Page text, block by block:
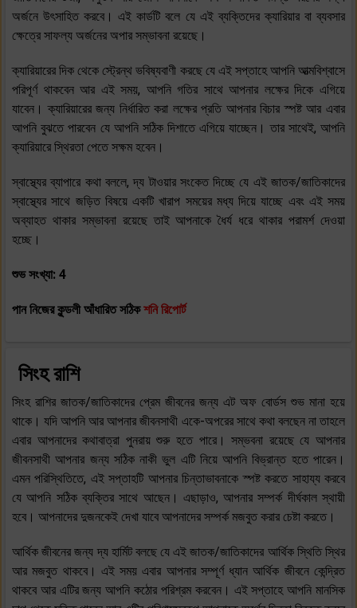
অর্জনে উৎসাহিত করবে। এই কার্ডটি বলে যে এই ব্যক্তিদের ক্যারিয়ার বা ব্যবসার
ক্ষেত্রে সাফল্য অর্জনের অপার সম্ভাবনা রয়েছে।
ক্যারিয়ারের দিক থেকে স্ট্রেন্থ ভবিষ্যবাণী করছে যে এই সপ্তাহে আপনি আত্মবিশ্বাসে
পরিপূর্ণ থাকবেন আর এই সময়, আপনি গতির সাথে আপনার লক্ষের দিকে এগিয়ে
যাবেন। ক্যারিয়ারের জন্য নির্ধারিত করা লক্ষের প্রতি আপনার বিচার স্পষ্ট আর এবার
আপনি বুঝতে পারবেন যে আপনি সঠিক দিশাতে এগিয়ে যাচ্ছেন। তার সাথেই, আপনি
ক্যারিয়ারে স্থিরতা পেতে সক্ষম হবেন।
স্বাস্থ্যের ব্যাপারে কথা বললে, দ্য টাওয়ার সংকেত দিচ্ছে যে এই জাতক/জাতিকাদের
স্বাস্থ্যের সাথে জড়িত বিষয়ে একটি খারাপ সময়ের মধ্য দিয়ে যাচ্ছে এবং এই সময়
অব্যাহত থাকার সম্ভাবনা রয়েছে তাই আপনাকে ধৈর্য ধরে থাকার পরামর্শ দেওয়া
হচ্ছে।
শুভ সংখ্যা: 4
পান নিজের কুন্ডলী আঁধারিত সঠিকশনি রিপোর্ট
সিংহ রাশি
সিংহ রাশির জাতক/জাতিকাদের প্রেম জীবনের জন্য এট অফ বোর্ডস শুভ মানা হয়ে
থাকে। যদি আপনি আর আপনার জীবনসাথী একে-অপরের সাথে কথা বলছেন না তাহলে
এবার আপনাদের কথাবাত্রা পুনরায় শুরু হতে পারে। সম্ভবনা রয়েছে যে আপনার
জীবনসাথী আপনার জন্য সঠিক নাকী ভুল এটি নিয়ে আপনি বিভ্রান্ত হতে পারেন।
এমন পরিস্থিতিতে, এই সপ্তাহটি আপনার চিন্তাভাবনাকে স্পষ্ট করতে সাহায্য করবে
যে আপনি সঠিক ব্যক্তির সাথে আছেন। এছাড়াও, আপনার সম্পর্ক দীর্ঘকাল স্থায়ী
হবে। আপনাদের দুজনকেই দেখা যাবে আপনাদের সম্পর্ক মজবুত করার চেষ্টা করতে।
আর্থিক জীবনের জন্য দ্য হার্মিট বলছে যে এই জাতক/জাতিকাদের আর্থিক স্থিতি স্থির
আর মজবুত থাকবে। এই সময় এবার আপনার সম্পূর্ণ ধ্যান আর্থিক জীবনে কেন্দ্রিত
থাকবে আর এটির জন্য আপনি কঠোর পরিশ্রম করবেন। এই সপ্তাহে আপনি মানসিক